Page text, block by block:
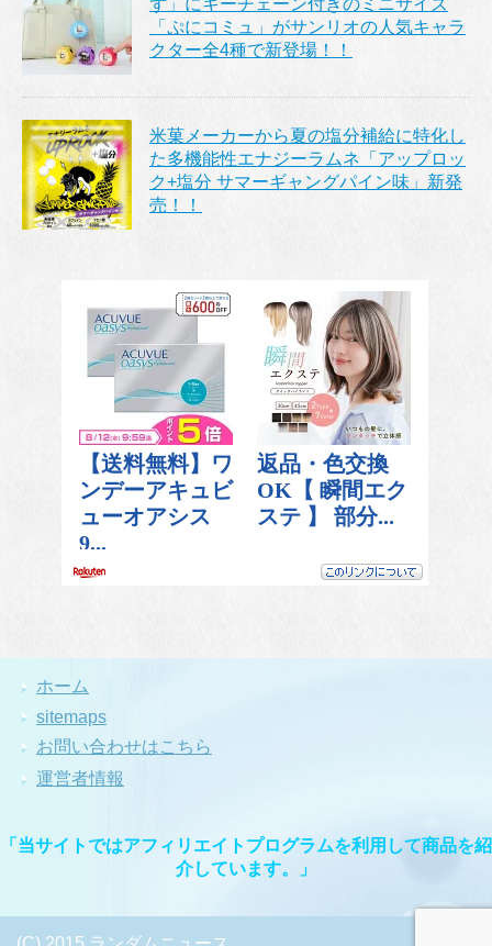
ず」にキーチェーン付きのミニサイズ
「ぷにコミュ」がサンリオの人気キャラ
クター全4種で新登場！！
米菓メーカーから夏の塩分補給に特化し
た多機能性エナジーラムネ「アップロッ
ク+塩分 サマーギャングパイン味」新発
売！！
ホーム
sitemaps
お問い合わせはこちら
運営者情報
「当サイトではアフィリエイトプログラムを利用して商品を紹
介しています。」